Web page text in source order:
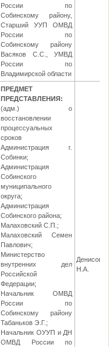
России по
Собинскому району,
Старший УУП ОМВД
России по
Собинскому району
Васяков С.С., УМВД
России по
Владимирской области
ПРЕДМЕТ
ПРЕДСТАВЛЕНИЯ:
(адм.) о
восстановлении
процессуальных
сроков
Администрация г.
Собинки;
Администрация
Собинского
муниципального
округа;
Администрация
Собинского района;
Малаховский С.П.;
Малаховский Семен
Павлович;
Министерство
внутренних дел
Российской
Федерации;
Начальник ОМВД
России по
Собинскому району
Табаньков Э.Г.;
Начальник ОУУП и ДН
ОМВД России по
Денисова
Н.А.